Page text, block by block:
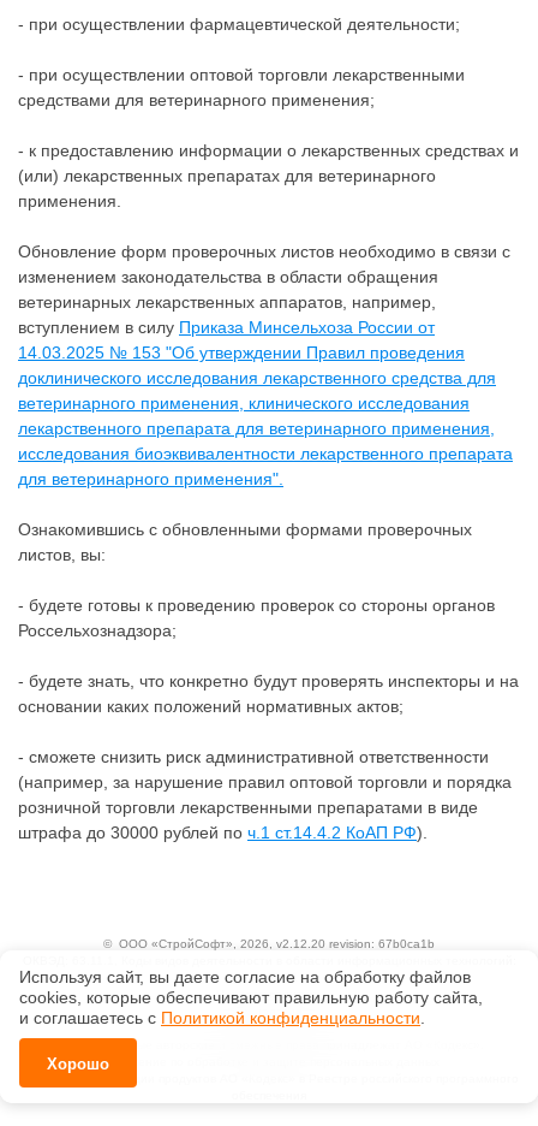
- при осуществлении фармацевтической деятельности;
- при осуществлении оптовой торговли лекарственными
средствами для ветеринарного применения;
- к предоставлению информации о лекарственных средствах и
(или) лекарственных препаратах для ветеринарного
применения.
Обновление форм проверочных листов необходимо в связи с
изменением законодательства в области обращения
ветеринарных лекарственных аппаратов, например,
вступлением в силу Приказа Минсельхоза России от
14.03.2025 № 153 "Об утверждении Правил проведения
доклинического исследования лекарственного средства для
ветеринарного применения, клинического исследования
лекарственного препарата для ветеринарного применения,
исследования биоэквивалентности лекарственного препарата
для ветеринарного применения".
Ознакомившись с обновленными формами проверочных
листов, вы:
- будете готовы к проведению проверок со стороны органов
Россельхознадзора;
- будете знать, что конкретно будут проверять инспекторы и на
основании каких положений нормативных актов;
- сможете снизить риск административной ответственности
(например, за нарушение правил оптовой торговли и порядка
розничной торговли лекарственными препаратами в виде
штрафа до 30000 рублей по ч.1 ст.14.4.2 КоАП РФ).
© ООО «СтройСофт» , 2026, v2.12.20 revision: 67b0ca1b
1.01, 3.01
Ценовая политика
Технологии
Исключительные авторские и смежные права принадлежат АО «Кодекс».
Положение по обработке и защите персональных данных
Используя сайт, вы даете согласие на обработку файлов
сооkiеs, которые обеспечивают правильную работу сайта,
и соглашаетесь с Политикой конфиденциальности
Хорошо